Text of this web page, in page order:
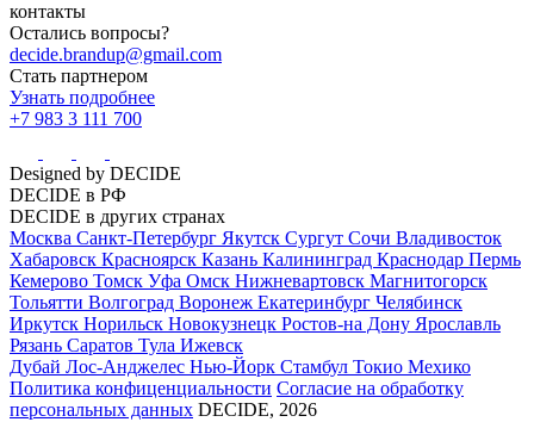
контакты
Остались вопросы?
decide.brandup@gmail.com
Стать партнером
Узнать подробнее
+7 983 3 111 700
Designed by DECIDE
DECIDE в РФ
DECIDE в других странах
Москва Санкт-Петербург Якутск Сургут Сочи Владивосток
Хабаровск Красноярск Казань Калининград Краснодар Пермь
Кемерово Томск Уфа Омск Нижневартовск Магнитогорск
Тольятти Волгоград Воронеж Екатеринбург Челябинск
Иркутск Норильск Новокузнецк Ростов-на Дону Ярославль
Рязань Саратов Тула Ижевск
Дубай Лос-Анджелес Нью-Йорк Стамбул Токио Мехико
Политика конфиценциальности Согласие на обработку
персональных данных DECIDE, 2026